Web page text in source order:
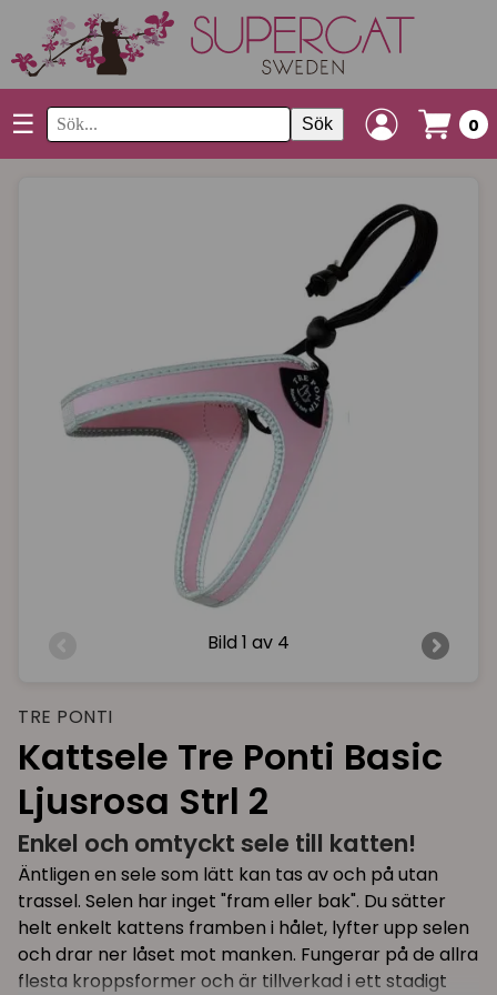
☰ Sök 0
Bild 1 av 4
TRE PONTI
Kattsele Tre Ponti Basic
Ljusrosa Strl 2
Enkel och omtyckt sele till katten!
Äntligen en sele som lätt kan tas av och på utan
trassel. Selen har inget "fram eller bak". Du sätter
helt enkelt kattens framben i hålet, lyfter upp selen
och drar ner låset mot manken. Fungerar på de allra
flesta kroppsformer och är tillverkad i ett stadigt